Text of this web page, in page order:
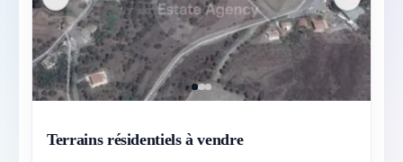
Terrains résidentiels à vendre